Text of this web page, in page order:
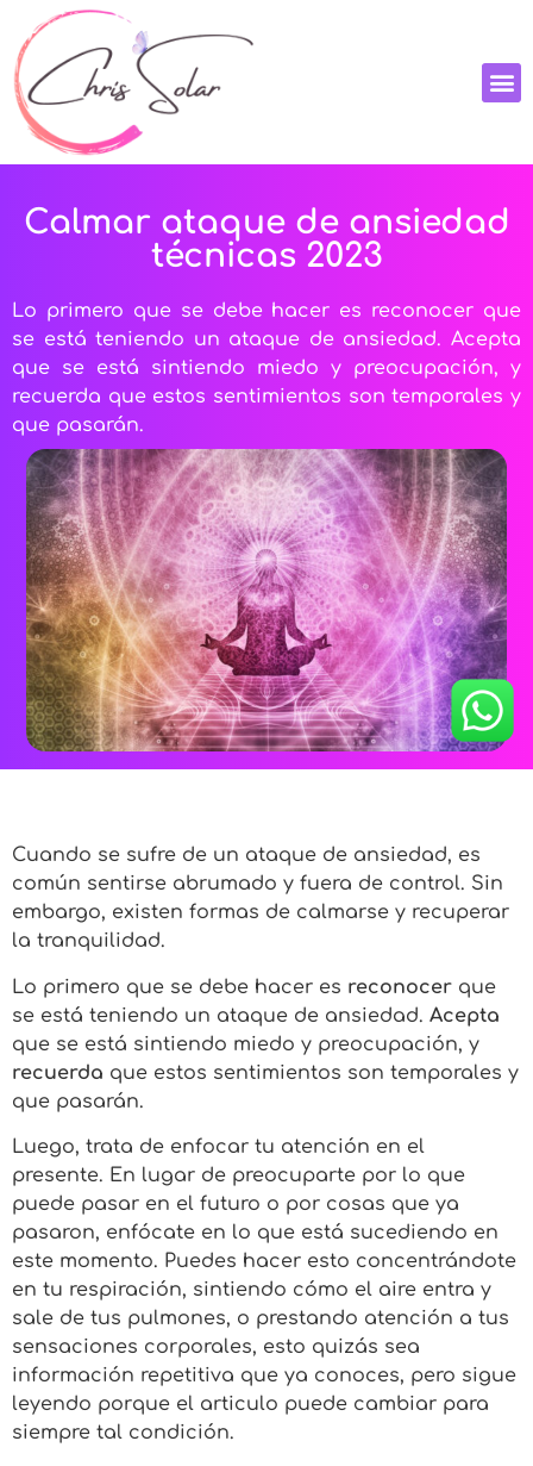
Calmar ataque de ansiedad
técnicas 2023
Lo primero que se debe hacer es reconocer que
se está teniendo un ataque de ansiedad. Acepta
que se está sintiendo miedo y preocupación, y
recuerda que estos sentimientos son temporales y
que pasarán.
Cuando se sufre de un ataque de ansiedad, es
común sentirse abrumado y fuera de control. Sin
embargo, existen formas de calmarse y recuperar
la tranquilidad.
Lo primero que se debe hacer es reconocer que
se está teniendo un ataque de ansiedad. Acepta
que se está sintiendo miedo y preocupación, y
recuerda que estos sentimientos son temporales y
que pasarán.
Luego, trata de enfocar tu atención en el
presente. En lugar de preocuparte por lo que
puede pasar en el futuro o por cosas que ya
pasaron, enfócate en lo que está sucediendo en
este momento. Puedes hacer esto concentrándote
en tu respiración, sintiendo cómo el aire entra y
sale de tus pulmones, o prestando atención a tus
sensaciones corporales, esto quizás sea
información repetitiva que ya conoces, pero sigue
leyendo porque el articulo puede cambiar para
siempre tal condición.